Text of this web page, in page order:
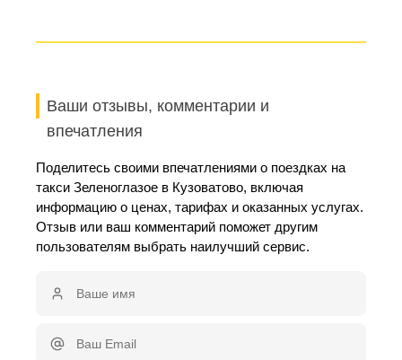
Ваши отзывы, комментарии и
впечатления
Поделитесь своими впечатлениями о поездках на
такси Зеленоглазое в Кузоватово, включая
информацию о ценах, тарифах и оказанных услугах.
Отзыв или ваш комментарий поможет другим
пользователям выбрать наилучший сервис.